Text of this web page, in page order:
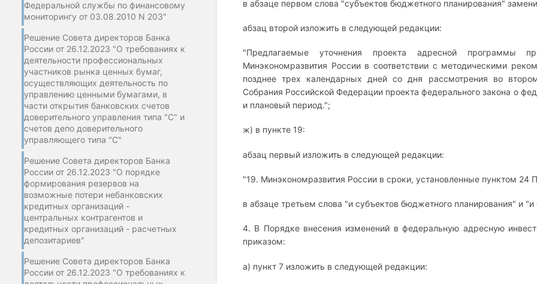
Федеральной службы по финансовому
мониторингу от 03.08.2010 N 203"
Решение Совета директоров Банка
России от 26.12.2023 "О требованиях к
деятельности профессиональных
участников рынка ценных бумаг,
осуществляющих деятельность по
управлению ценными бумагами, в
части открытия банковских счетов
доверительного управления типа "С" и
счетов депо доверительного
управляющего типа "С"
Решение Совета директоров Банка
России от 26.12.2023 "О порядке
формирования резервов на
возможные потери небанковских
кредитных организаций -
центральных контрагентов и
кредитных организаций - расчетных
депозитариев"
Решение Совета директоров Банка
России от 26.12.2023 "О требованиях к
в абзаце первом слова "субъектов бюджетного планирования"
абзац второй изложить в следующей редакции:
"Предлагаемые уточнения проекта адресной программы
Минэкономразвития России в соответствии с методическими
позднее трех календарных дней со дня рассмотрения во
Собрания Российской Федерации проекта федерального закона о
и плановый период.";
ж) в пункте 19:
абзац первый изложить в следующей редакции:
"19. Минэкономразвития России в сроки, установленные пунктом 24
в абзаце третьем слова "и субъектов бюджетного планирования" и
4. В Порядке внесения изменений в федеральную адресную
приказом:
а) пункт 7 изложить в следующей редакции: